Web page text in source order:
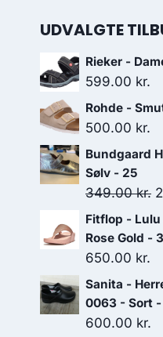
UDVALGTE
Rieker -
599.00 kr.
Rohde -
500.00 kr.
Bundgaard
Sølv - 25
349.00kr.
Fitflop -
Rose Gold -
650.00 kr.
Sanita -
0063 - Sort
600.00 kr.